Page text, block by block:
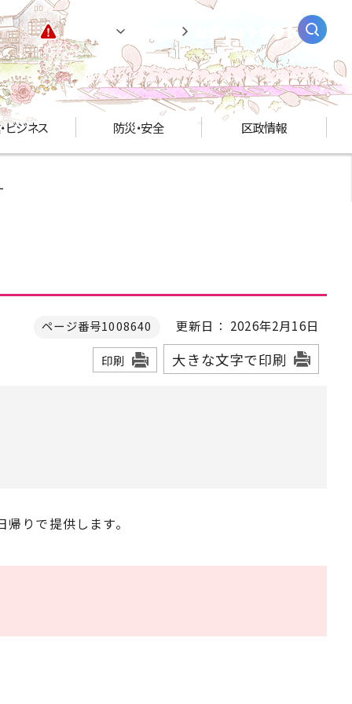
緊急情報 AIチャットボット
ビジネス 防災・安全 区政情報
ページ番号1008640 更新日： 2026年2月16日
印刷 大きな文字で印刷
りで提供します。